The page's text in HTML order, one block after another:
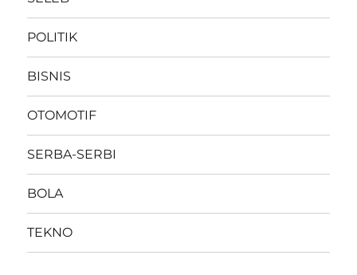
POLITIK
BISNIS
OTOMOTIF
SERBA-SERBI
BOLA
TEKNO